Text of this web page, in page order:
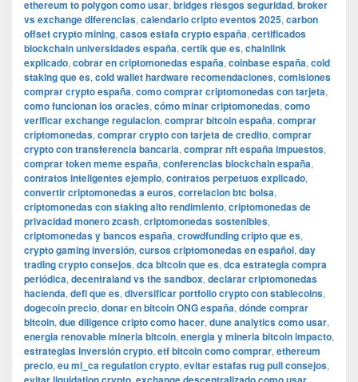
ethereum to polygon como usar, bridges riesgos seguridad, broker
vs exchange diferencias, calendario cripto eventos 2025, carbon
offset crypto mining, casos estafa crypto españa, certificados
blockchain universidades españa, certik que es, chainlink
explicado, cobrar en criptomonedas españa, coinbase españa, cold
staking que es, cold wallet hardware recomendaciones, comisiones
comprar crypto españa, como comprar criptomonedas con tarjeta,
como funcionan los oracles, cómo minar criptomonedas, como
verificar exchange regulacion, comprar bitcoin españa, comprar
criptomonedas, comprar crypto con tarjeta de credito, comprar
crypto con transferencia bancaria, comprar nft españa impuestos,
comprar token meme españa, conferencias blockchain españa,
contratos inteligentes ejemplo, contratos perpetuos explicado,
convertir criptomonedas a euros, correlacion btc bolsa,
criptomonedas con staking alto rendimiento, criptomonedas de
privacidad monero zcash, criptomonedas sostenibles,
criptomonedas y bancos españa, crowdfunding cripto que es,
crypto gaming inversión, cursos criptomonedas en español, day
trading crypto consejos, dca bitcoin que es, dca estrategia compra
periódica, decentraland vs the sandbox, declarar criptomonedas
hacienda, defi que es, diversificar portfolio crypto con stablecoins,
dogecoin precio, donar en bitcoin ONG españa, dónde comprar
bitcoin, due diligence cripto como hacer, dune analytics como usar,
energia renovable mineria bitcoin, energia y mineria bitcoin impacto,
estrategias inversión crypto, etf bitcoin como comprar, ethereum
precio, eu mi_ca regulation crypto, evitar estafas rug pull consejos,